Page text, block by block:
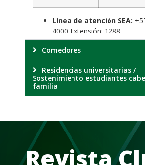
Línea de atención SEA:
4000 Extensión: 1288
Comedores
Residencias universitarias /
Sostenimiento estudiantes
familia
Revista